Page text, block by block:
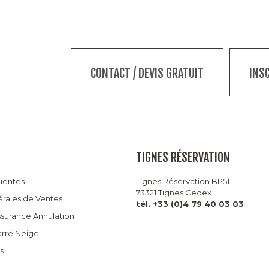
CONTACT / DEVIS GRATUIT
de Ventes
Annulation
Neige
TIGNES RÉSERVATION
Tignes Réservation BP51
73321 Tignes Cedex
tél. +33 (0)4 79 40 03 03